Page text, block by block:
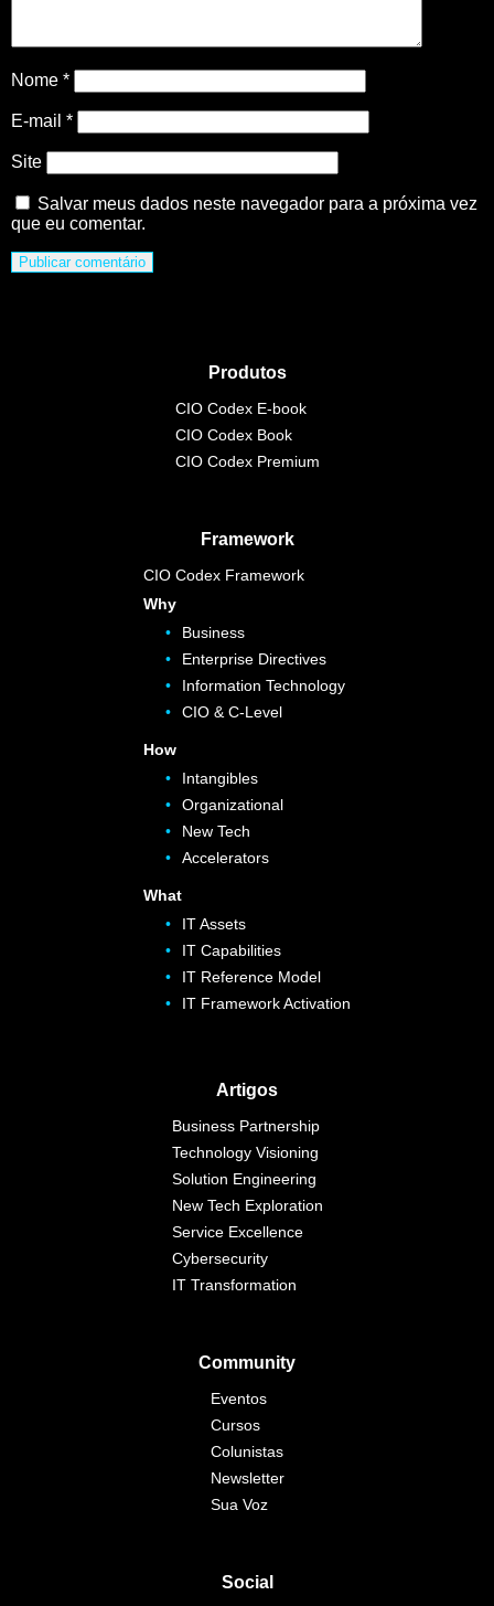
Nome *
E-mail *
Site
Salvar meus dados neste navegador para a próxima vez
que eu comentar.
Produtos
CIO Codex E-book
CIO Codex Book
CIO Codex Premium
Framework
CIO Codex Framework
Why
Business
Enterprise Directives
Information Technology
CIO & C-Level
How
Intangibles
Organizational
New Tech
Accelerators
What
IT Assets
IT Capabilities
IT Reference Model
IT Framework Activation
Artigos
Business Partnership
Technology Visioning
Solution Engineering
New Tech Exploration
Service Excellence
Cybersecurity
IT Transformation
Community
Eventos
Cursos
Colunistas
Newsletter
Sua Voz
Social